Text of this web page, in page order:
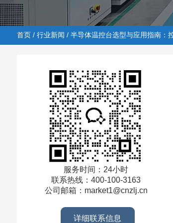
行业新闻/ 半导体温控台选型与应
首页/ 行业新闻 / 半导体温控台选型与应用指南：
服务时间：24小时
联系热线：400-100-3163
公司邮箱：market1@cnzlj.cn
详细联系信息